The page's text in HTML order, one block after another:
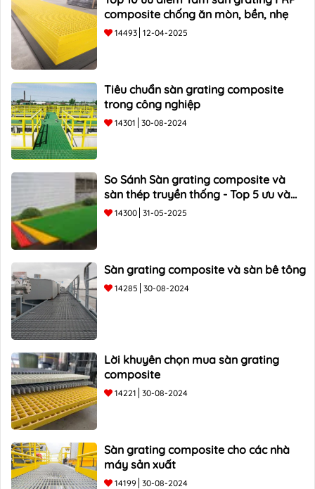
composite chống ăn mòn, bền, nhẹ
14493 12-04-2025
Tiêu chuẩn sàn grating composite
trong công nghiệp
14301 30-08-2024
So Sánh Sàn grating composite và
sàn thép truyền thống - Top 5 ưu và
nhược điểm
14300 31-05-2025
Sàn grating composite và sàn bê tông
14285 30-08-2024
Lời khuyên chọn mua sàn grating
composite
14221 30-08-2024
Sàn grating composite cho các nhà
máy sản xuất
14199 30-08-2024